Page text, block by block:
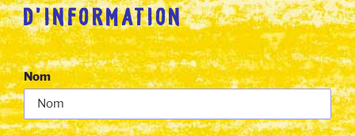
D’INFORMATION
Nom